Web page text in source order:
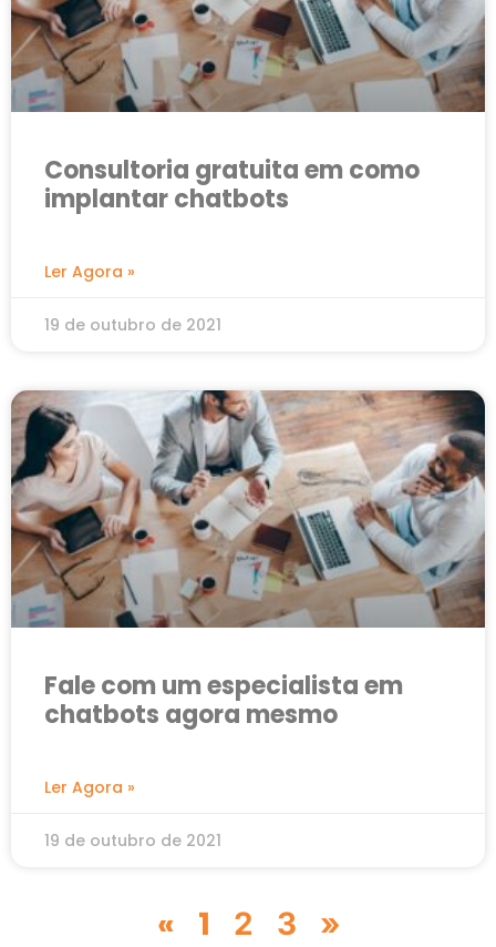
Consultoria gratuita em como
implantar chatbots
Ler Agora »
19 de outubro de 2021
Fale com um especialista em
chatbots agora mesmo
Ler Agora »
19 de outubro de 2021
« 1 2 3 »